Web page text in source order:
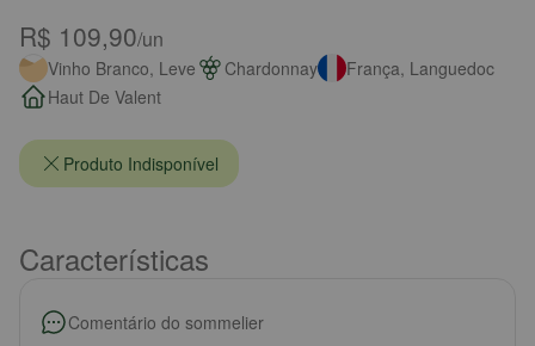
R$ 109,90/un
Vinho Branco, Leve Chardonnay
França, Languedoc
Haut De Valent
Produto Indisponível
Características
Comentário do sommelier